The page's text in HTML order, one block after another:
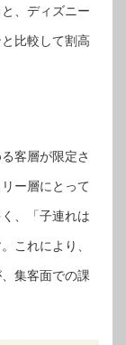
、ディズニー
比較して割高
客層が限定さ
ー層にとって
、「子連れは
これにより、
集客面での課